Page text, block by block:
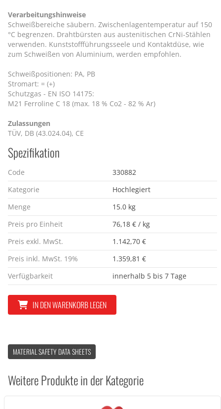
Verarbeitungshinweise
Schweißbereiche säubern. Zwischenlagentemperatur auf 150
°C begrenzen. Drahtbürsten aus austenitischen CrNi-Stählen
verwenden. Kunststoffführungsseele und Kontaktdüse, wie
zum Schweißen von Aluminium, werden empfohlen.
Schweißpositionen: PA, PB
Stromart: = (+)
Schutzgas - EN ISO 14175:
M21 Ferroline C 18 (max. 18 % Co2 - 82 % Ar)
Zulassungen
TÜV, DB (43.024.04), CE
Spezifikation
Code
330882
Kategorie
Hochlegiert
Menge
15.0 kg
Preis pro Einheit
76,18 € / kg
Preis exkl. MwSt.
1.142,70 €
Preis inkl. MwSt. 19%
1.359,81 €
Verfügbarkeit
innerhalb 5 bis 7 Tage
IN DEN WARENKORB LEGEN
MATERIAL SAFETY DATA SHEETS
Weitere Produkte in der Kategorie